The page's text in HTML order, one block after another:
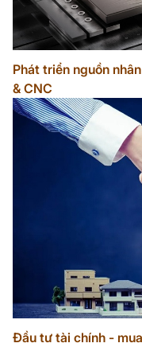
Phát triển nguồn
& CNC
Đầu tư tài chính -